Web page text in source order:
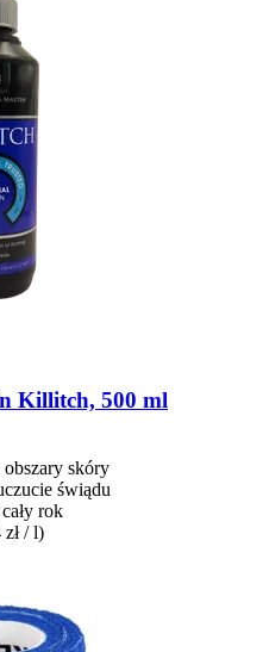
Killitch, 500 ml
skóry
świądu
rok
/ l)